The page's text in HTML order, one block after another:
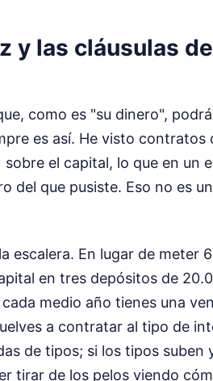
y las cláusulas
como es "su dinero",
es así. He visto contratos
el capital, lo que en un
del que pusiste. Eso no es
escalera. En lugar de meter
en tres depósitos de
medio año tienes una
a contratar al tipo de
de tipos; si los tipos suben
tirar de los pelos viendo